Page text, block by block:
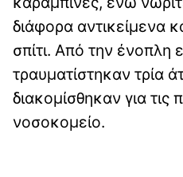
διάφορα αντικείμενα
σπίτι. Από την ένοπλη
τραυματίστηκαν τρία
διακομίσθηκαν για τις
νοσοκομείο.